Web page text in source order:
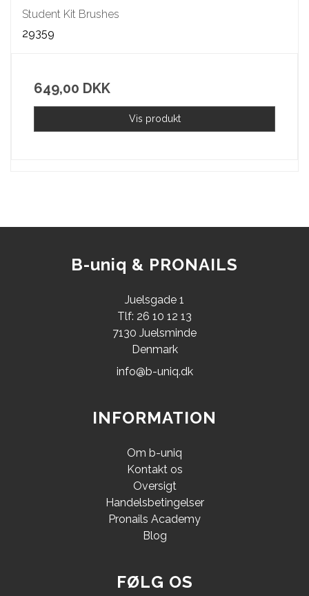
Student Kit Brushes
29359
649,00 DKK
Vis produkt
B-uniq & PRONAILS
Juelsgade 1
Tlf: 26 10 12 13
7130 Juelsminde
Denmark
info@b-uniq.dk
INFORMATION
Om b-uniq
Kontakt os
Oversigt
Handelsbetingelser
Pronails Academy
Blog
FØLG OS